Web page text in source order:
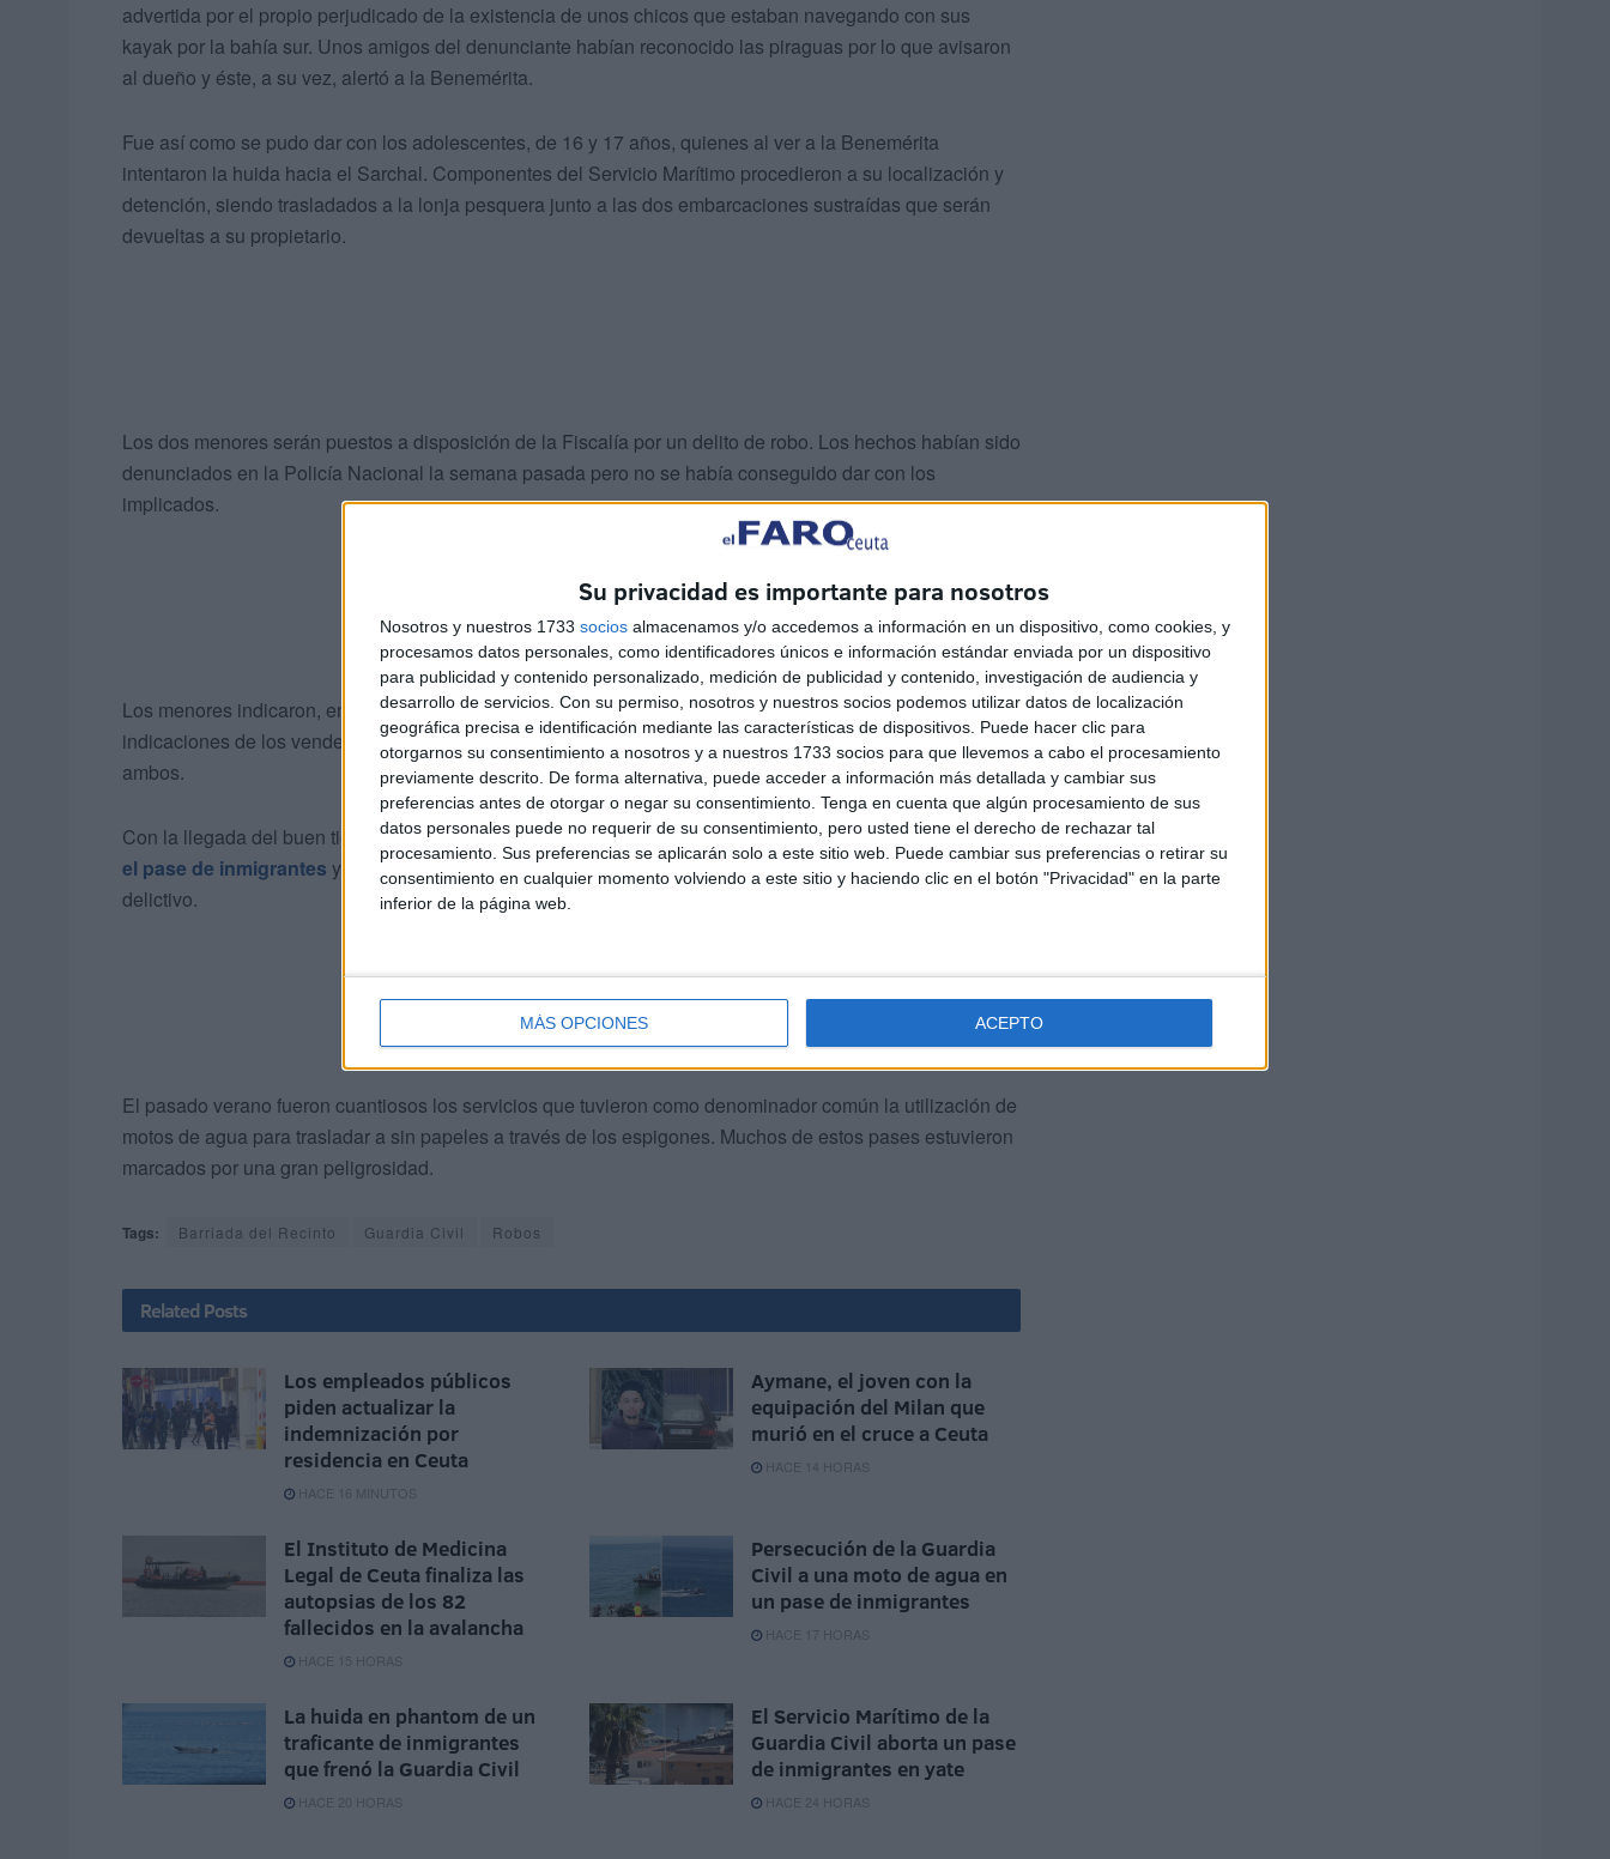
Su privacidad es importante para nosotros
Nosotros y nuestros 1733 socios almacenamos y/o accedemos a información en un dispositivo, como cookies, y
procesamos datos personales, como identificadores únicos e información estándar enviada por un dispositivo
para publicidad y contenido personalizado, medición de publicidad y contenido, investigación de audiencia y
desarrollo de servicios. Con su permiso, nosotros y nuestros socios podemos utilizar datos de localización
geográfica precisa e identificación mediante las características de dispositivos. Puede hacer clic para
otorgarnos su consentimiento a nosotros y a nuestros 1733 socios para que llevemos a cabo el procesamiento
previamente descrito. De forma alternativa, puede acceder a información más detallada y cambiar sus
preferencias antes de otorgar o negar su consentimiento. Tenga en cuenta que algún procesamiento de sus
datos personales puede no requerir de su consentimiento, pero usted tiene el derecho de rechazar tal
procesamiento. Sus preferencias se aplicarán solo a este sitio web. Puede cambiar sus preferencias o retirar su
consentimiento en cualquier momento volviendo a este sitio y haciendo clic en el botón "Privacidad" en la parte
inferior de la página web.
MÁS OPCIONES ACEPTO
advertida por el propio perjudicado de la existencia de unos chicos que estaban navegando con sus
kayak por la bahía sur. Unos amigos del denunciante habían reconocido las piraguas por lo que avisaron
al dueño y éste, a su vez, alertó a la Benemérita.
Fue así como se pudo dar con los adolescentes, de 16 y 17 años, quienes al ver a la Benemérita
intentaron la huida hacia el Sarchal. Componentes del Servicio Marítimo procedieron a su localización y
detención, siendo trasladados a la lonja pesquera junto a las dos embarcaciones sustraídas que serán
devueltas a su propietario.
Los dos menores serán puestos a disposición de la Fiscalía por un delito de robo. Los hechos habían sido
denunciados en la Policía Nacional la semana pasada pero no se había conseguido dar con los
implicados.
Los menores indicaron, en su defensa, que ellos los habían comprado pero no aportaron factura alguna ni
indicaciones de los vendedores. Será la autoridad judicial la que determine qué medidas adoptar con
ambos.
Con la llegada del buen tiempo vuelve a producirse laalerta sobre el empleo de embarcaciones para
el pase de inmigrantes y el aumento de sustracciones de motos de agua o piraguas para ese fin
delictivo.
El pasado verano fueron cuantiosos los servicios que tuvieron como denominador común la utilización de
motos de agua para trasladar a sin papeles a través de los espigones. Muchos de estos pases estuvieron
marcados por una gran peligrosidad.
Tags: Barriada del Recinto Guardia Civil Robos
Related Posts
Los empleados públicos
piden actualizar la
indemnización por
residencia en Ceuta
HACE 16 MINUTOS
Aymane, el joven con la
equipación del Milan que
murió en el cruce a Ceuta
HACE 14 HORAS
El Instituto de Medicina
Legal de Ceuta finaliza las
autopsias de los 82
fallecidos en la avalancha
HACE 15 HORAS
Persecución de la Guardia
Civil a una moto de agua en
un pase de inmigrantes
HACE 17 HORAS
La huida en phantom de un
traficante de inmigrantes
que frenó la Guardia Civil
HACE 20 HORAS
El Servicio Marítimo de la
Guardia Civil aborta un pase
de inmigrantes en yate
HACE 24 HORAS